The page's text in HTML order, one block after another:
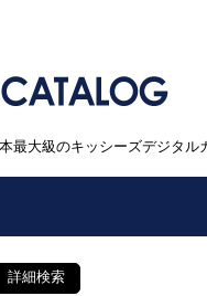
最大級のキッシーズデジタル
詳細検索